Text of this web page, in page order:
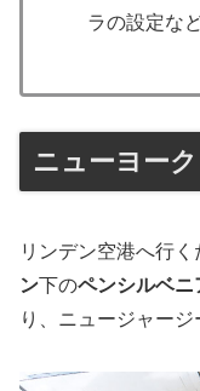
ラの設定な
ニューヨー
リンデン空港へ行く
ン下のペンシルベニ
り、ニュージャージ